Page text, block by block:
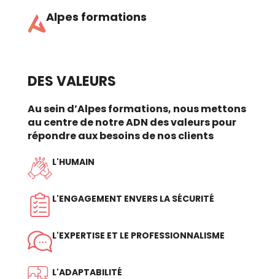
Alpes formations
DES VALEURS
Au sein d’Alpes formations, nous mettons
au centre de notre ADN des valeurs pour
répondre aux besoins de nos clients
L'HUMAIN
L'ENGAGEMENT ENVERS LA SÉCURITÉ
L'EXPERTISE ET LE PROFESSIONNALISME
L'ADAPTABILITÉ